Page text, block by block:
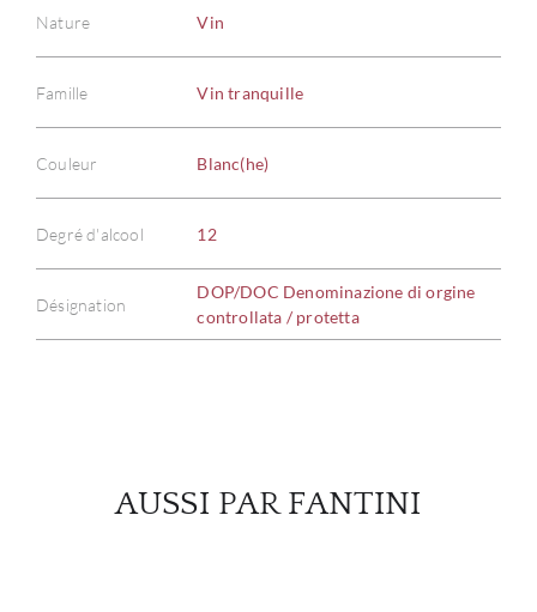
Nature Vin
Famille Vin tranquille
Couleur Blanc(he)
Degré d'alcool 12
Désignation
DOP/DOC Denominazione di orgine
controllata / protetta
AUSSI PAR FANTINI